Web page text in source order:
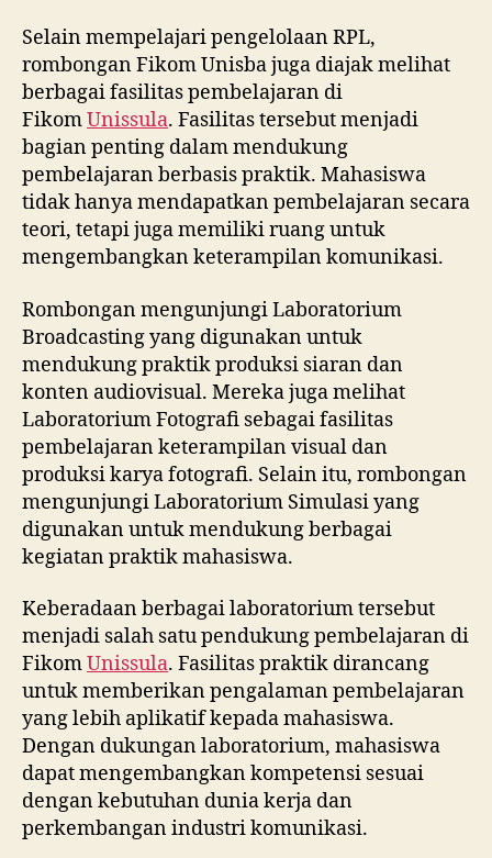
Selain mempelajari pengelolaan RPL,
rombongan Fikom Unisba juga diajak melihat
berbagai fasilitas pembelajaran di
FikomUnissula. Fasilitas tersebut menjadi
bagian penting dalam mendukung
pembelajaran berbasis praktik. Mahasiswa
tidak hanya mendapatkan pembelajaran secara
teori, tetapi juga memiliki ruang untuk
mengembangkan keterampilan komunikasi.
Rombongan mengunjungi Laboratorium
Broadcasting yang digunakan untuk
mendukung praktik produksi siaran dan
konten audiovisual. Mereka juga melihat
Laboratorium Fotografi sebagai fasilitas
pembelajaran keterampilan visual dan
produksi karya fotografi. Selain itu, rombongan
mengunjungi Laboratorium Simulasi yang
digunakan untuk mendukung berbagai
kegiatan praktik mahasiswa.
Keberadaan berbagai laboratorium tersebut
menjadi salah satu pendukung pembelajaran di
FikomUnissula. Fasilitas praktik dirancang
untuk memberikan pengalaman pembelajaran
yang lebih aplikatif kepada mahasiswa.
Dengan dukungan laboratorium, mahasiswa
dapat mengembangkan kompetensi sesuai
dengan kebutuhan dunia kerja dan
perkembangan industri komunikasi.